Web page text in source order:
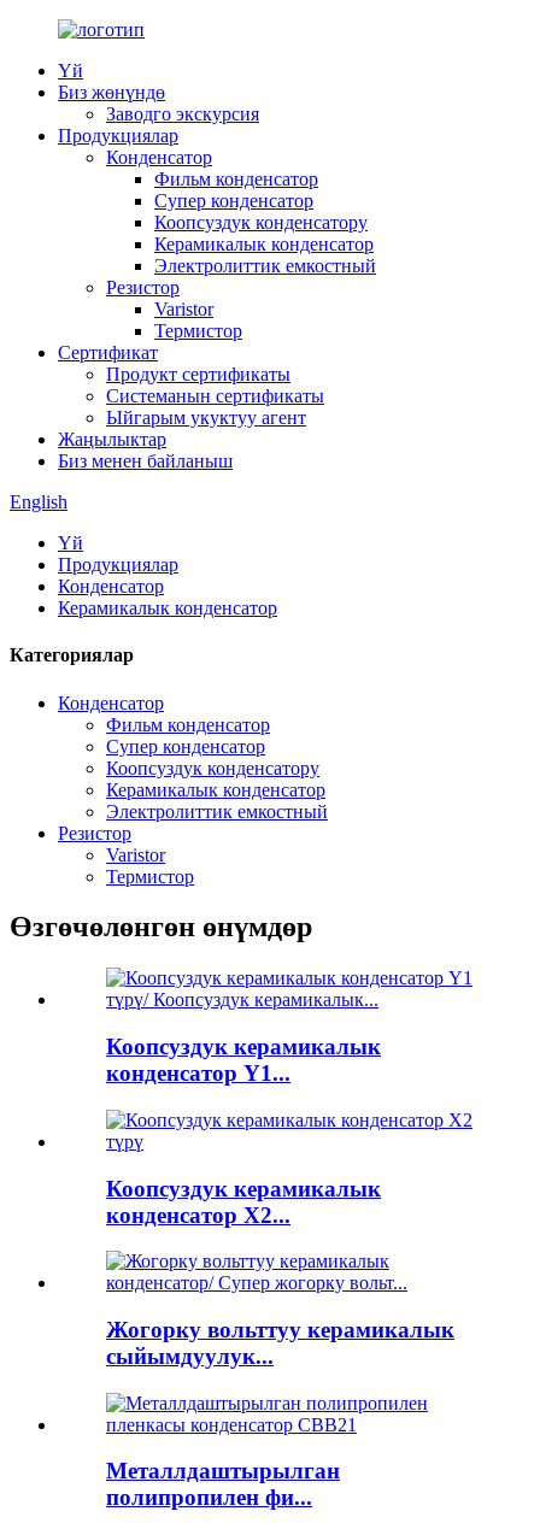
Үй
Биз жөнүндө
Заводго экскурсия
Продукциялар
Конденсатор
Фильм конденсатор
Супер конденсатор
Коопсуздук конденсатору
Керамикалык конденсатор
Электролиттик емкостный
Резистор
Varistor
Термистор
Сертификат
Продукт сертификаты
Системанын сертификаты
Ыйгарым укуктуу агент
Жаңылыктар
Биз менен байланыш
English
Үй
Продукциялар
Конденсатор
Керамикалык конденсатор
Категориялар
Конденсатор
Фильм конденсатор
Супер конденсатор
Коопсуздук конденсатору
Керамикалык конденсатор
Электролиттик емкостный
Резистор
Varistor
Термистор
Өзгөчөлөнгөн өнүмдөр
Коопсуздук керамикалык
конденсатор Y1...
Коопсуздук керамикалык
конденсатор X2...
Жогорку вольттуу керамикалык
сыйымдуулук...
Металлдаштырылган
полипропилен фи...